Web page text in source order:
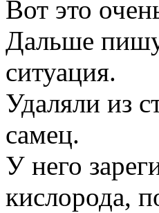
Вот это
Дальше
ситуация.
Удаляли из
самец.
У него
кислорода,